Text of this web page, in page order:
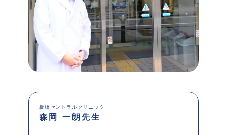
板橋セントラルクリニック
森岡 一朗先生